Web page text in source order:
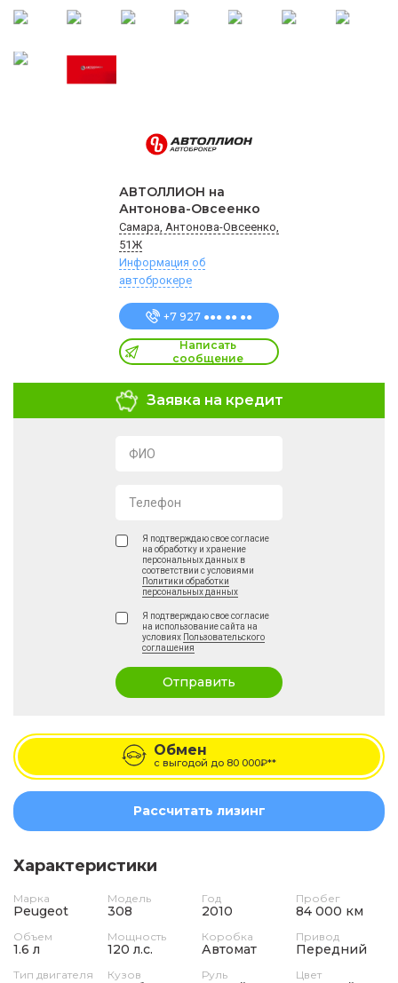
АВТОЛЛИОН на
Антонова-Овсеенко
Самара, Антонова-Овсеенко,
51Ж
Информация об
автоброкере
+7 927 ●●● ●● ●●
Написать
сообщение
Заявка на кредит
ФИО
Телефон
Я подтверждаю свое согласие
на обработку и хранение
персональных данных в
соответствии с условиями
Политики обработки
персональных данных
Я подтверждаю свое согласие
на использование сайта на
условиях Пользовательского
соглашения
Отправить
Обмен
с выгодой до 80 000₽**
Рассчитать лизинг
Характеристики
Марка
Peugeot
Модель
308
Год
2010
Пробег
84 000 км
Объем
1.6 л
Мощность
120 л.с.
Коробка
Автомат
Привод
Передний
Тип двигателя Кузов Руль Цвет